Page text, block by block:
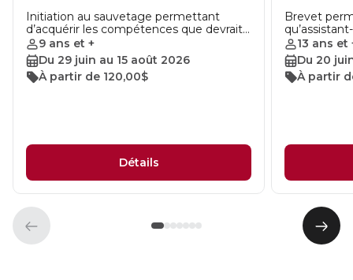
Initiation au sauvetage permettant
d’acquérir les compétences que devrait…
9 ans et +
Du 29 juin au 15 août 2026
À partir de 120,00$
Détails
Brevet
13 ans et
Du 20
À partir
Élément
précédent